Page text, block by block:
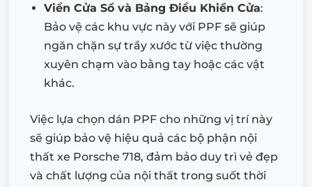
Viền Cửa Sổ và Bảng Điều Khiển Cửa:
Bảo vệ các khu vực này với PPF sẽ giúp
ngăn chặn sự trầy xước từ việc thường
xuyên chạm vào bằng tay hoặc các vật
khác.
Việc lựa chọn dán PPF cho những vị trí này
sẽ giúp bảo vệ hiệu quả các bộ phận nội
thất xe Porsche 718, đảm bảo duy trì vẻ đẹp
và chất lượng của nội thất trong suốt thời